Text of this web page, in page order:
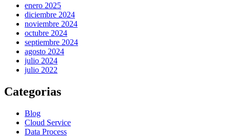
enero 2025
diciembre 2024
noviembre 2024
octubre 2024
septiembre 2024
agosto 2024
julio 2024
julio 2022
Categorias
Blog
Cloud Service
Data Process